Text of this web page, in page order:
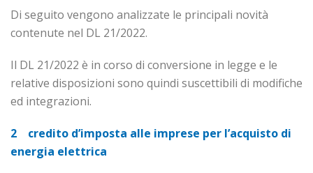
Di seguito vengono analizzate le principali novità
contenute nel DL 21/2022.
Il DL 21/2022 è in corso di conversione in legge e le
relative disposizioni sono quindi suscettibili di modifiche
ed integrazioni.
2 credito d’imposta alle imprese per l’acquisto di
energia elettrica